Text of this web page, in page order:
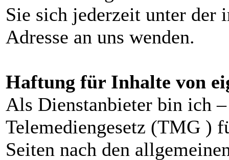
Sie sich jederzeit unter der
Adresse an uns wenden.
Haftung für Inhalte von
Als Dienstanbieter bin ich
Telemediengesetz (TMG )
Seiten nach den